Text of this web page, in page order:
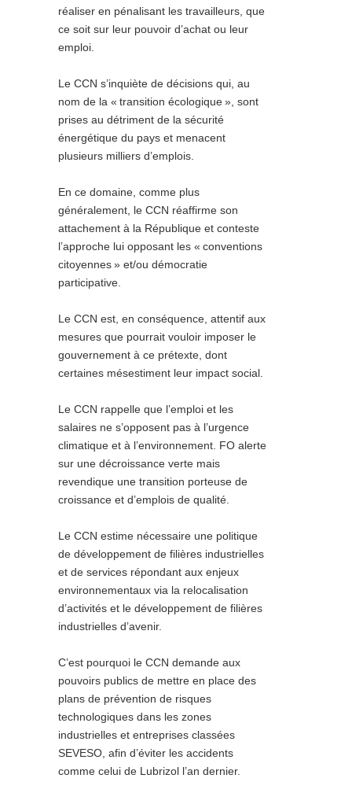
réaliser en pénalisant les travailleurs, que
ce soit sur leur pouvoir d’achat ou leur
emploi.
Le CCN s’inquiète de décisions qui, au
nom de la « transition écologique», sont
prises au détriment de la sécurité
énergétique du pays et menacent
plusieurs milliers d’emplois.
En ce domaine, comme plus
généralement, le CCN réaffirme son
attachement à la République et conteste
l’approche lui opposant les « conventions
citoyennes» et/ou démocratie
participative.
Le CCN est, en conséquence, attentif aux
mesures que pourrait vouloir imposer le
gouvernement à ce prétexte, dont
certaines mésestiment leur impact social.
Le CCN rappelle que l’emploi et les
salaires ne s’opposent pas à l’urgence
climatique et à l’environnement. FO alerte
sur une décroissance verte mais
revendique une transition porteuse de
croissance et d’emplois de qualité.
Le CCN estime nécessaire une politique
de développement de filières industrielles
et de services répondant aux enjeux
environnementaux via la relocalisation
d’activités et le développement de filières
industrielles d’avenir.
C’est pourquoi le CCN demande aux
pouvoirs publics de mettre en place des
plans de prévention de risques
technologiques dans les zones
industrielles et entreprises classées
SEVESO, afin d’éviter les accidents
comme celui de Lubrizol l’an dernier.